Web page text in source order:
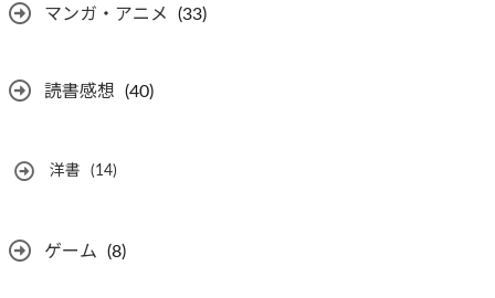
マンガ・アニメ (33)
読書感想 (40)
洋書 (14)
ゲーム (8)